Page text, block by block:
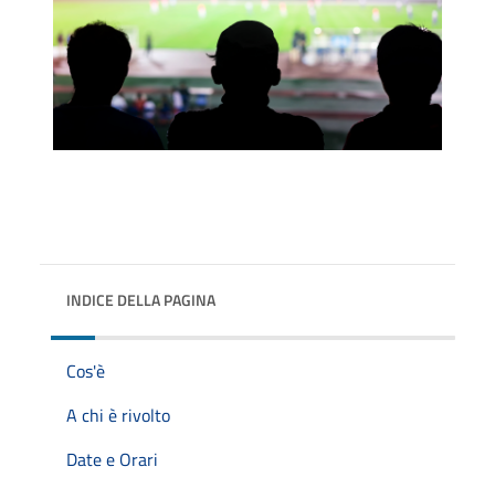
INDICE DELLA PAGINA
Cos'è
A chi è rivolto
Date e Orari